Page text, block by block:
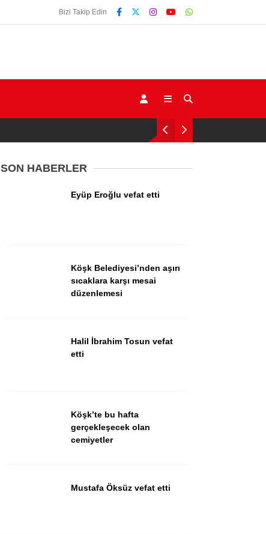
Gündem
Güncel
Sağlık
Bizi Takip Edin
SON HABERLER
Eyüp Eroğlu vefat etti
Köşk Belediyesi’nden aşırı
sıcaklara karşı mesai
düzenlemesi
Halil İbrahim Tosun vefat
etti
Köşk’te bu hafta
gerçekleşecek olan
cemiyetler
Mustafa Öksüz vefat etti